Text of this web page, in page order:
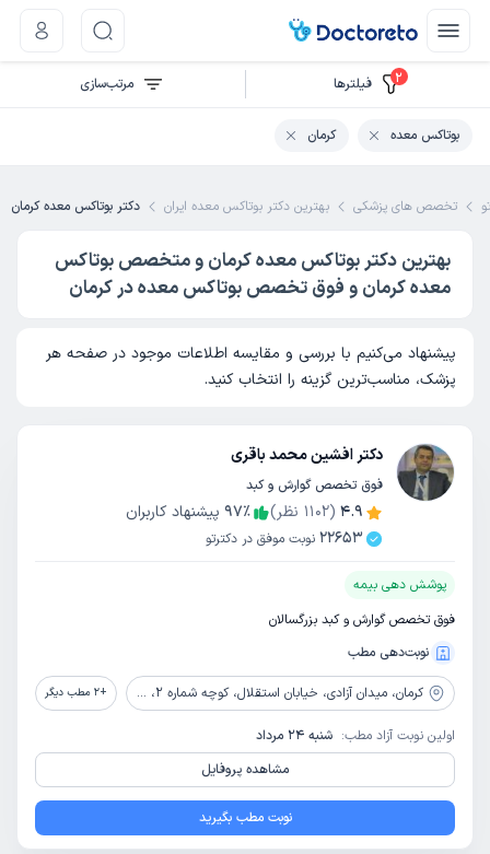
تخصص های پزشکی بهترین دکتر بوتاکس معده ایران دکتر بوتاکس معده کرمان
بهترین دکتر بوتاکس معده کرمان و متخصص بوتاکس
معده کرمان و فوق تخصص بوتاکس معده در کرمان
پیشنهاد می‌کنیم با بررسی و مقایسه اطلاعات موجود در صفحه هر
پزشک، مناسب‌ترین گزینه را انتخاب کنید.
دکتر افشین محمد باقری
فوق تخصص گوارش و کبد
4.9
(
1102 نظر) 97٪
پیشنهاد کاربران
22653 نوبت موفق در دکترتو
پوشش دهی بیمه
فوق تخصص گوارش و کبد بزرگسالان
نوبت‌دهی مطب
کرمان، میدان آزادی، خیابان استقلال، کوچه شماره 2، ساختمان پزشکان استقلال، طبقه همکف +
2 مطب دیگر
اولین نوبت آزاد مطب: شنبه 24 مرداد
مشاهده پروفایل
نوبت مطب بگیرید
2 فیلتر‌ها مرتب‌سازی
بوتاکس معده کرمان